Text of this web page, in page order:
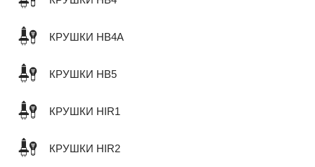
КРУШКИ HB4A
КРУШКИ HB5
КРУШКИ HIR1
КРУШКИ HIR2